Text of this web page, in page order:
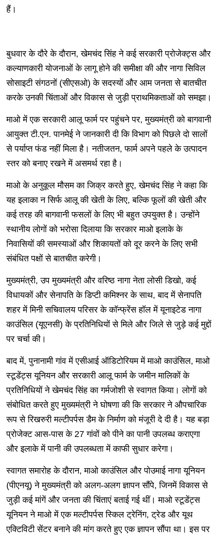
हैं।
बुधवार के दौरे के दौरान, खेमचंद सिंह ने कई सरकारी प्रोजेक्ट्स और
कल्याणकारी योजनाओं के लागू होने की समीक्षा की और नागा सिविल
सोसाइटी संगठनों (सीएसओ) के सदस्यों और आम जनता से बातचीत
करके उनकी चिंताओं और विकास से जुड़ी प्राथमिकताओं को समझा।
माओ में एक सरकारी आलू फार्म पर पहुंचने पर, मुख्यमंत्री को बागवानी
आयुक्त टी.एन. पानमेई ने जानकारी दी कि विभाग को पिछले दो सालों
से पर्याप्त फंड नहीं मिला है। नतीजतन, फार्म अपने पहले के उत्पादन
स्तर को बनाए रखने में असमर्थ रहा है।
माओ के अनुकूल मौसम का जिक्र करते हुए, खेमचंद सिंह ने कहा कि
यह इलाका न सिर्फ आलू की खेती के लिए, बल्कि फूलों की खेती और
कई तरह की बागवानी फसलों के लिए भी बहुत उपयुक्त है। उन्होंने
स्थानीय लोगों को भरोसा दिलाया कि सरकार माओ इलाके के
निवासियों की समस्याओं और शिकायतों को दूर करने के लिए सभी
संबंधित पक्षों से बातचीत करेगी।
मुख्यमंत्री, उप मुख्यमंत्री और वरिष्ठ नागा नेता लोसी डिखो, कई
विधायकों और सेनापति के डिप्टी कमिश्नर के साथ, बाद में सेनापति
शहर में मिनी सचिवालय परिसर के कॉन्फ्रेंस हॉल में यूनाइटेड नागा
काउंसिल (यूएनसी) के प्रतिनिधियों से मिले और जिले से जुड़े कई मुद्दों
पर चर्चा की।
बाद में, पुनानामी गांव में एसीआई ऑडिटोरियम में माओ काउंसिल, माओ
स्टूडेंट्स यूनियन और सरकारी आलू फार्म के जमीन मालिकों के
प्रतिनिधियों ने खेमचंद सिंह का गर्मजोशी से स्वागत किया। लोगों को
संबोधित करते हुए मुख्यमंत्री ने घोषणा की कि सरकार ने औपचारिक
रूप से रिखरुरी मल्टीपर्पस डैम के निर्माण को मंजूरी दे दी है। यह बड़ा
प्रोजेक्ट आस-पास के 27 गांवों को पीने का पानी उपलब्ध कराएगा
और इलाके में पानी की उपलब्धता में काफी सुधार करेगा।
स्वागत समारोह के दौरान, माओ काउंसिल और पोउमाई नागा यूनियन
(पीएनयू) ने मुख्यमंत्री को अलग-अलग ज्ञापन सौंपे, जिनमें विकास से
जुड़ी कई मांगें और जनता की चिंताएं बताई गई थीं। माओ स्टूडेंट्स
यूनियन ने माओ में एक मल्टीपर्पस स्किल ट्रेनिंग, ट्रेड और यूथ
एक्टिविटी सेंटर बनाने की मांग करते हुए एक ज्ञापन सौंपा था। इस पर